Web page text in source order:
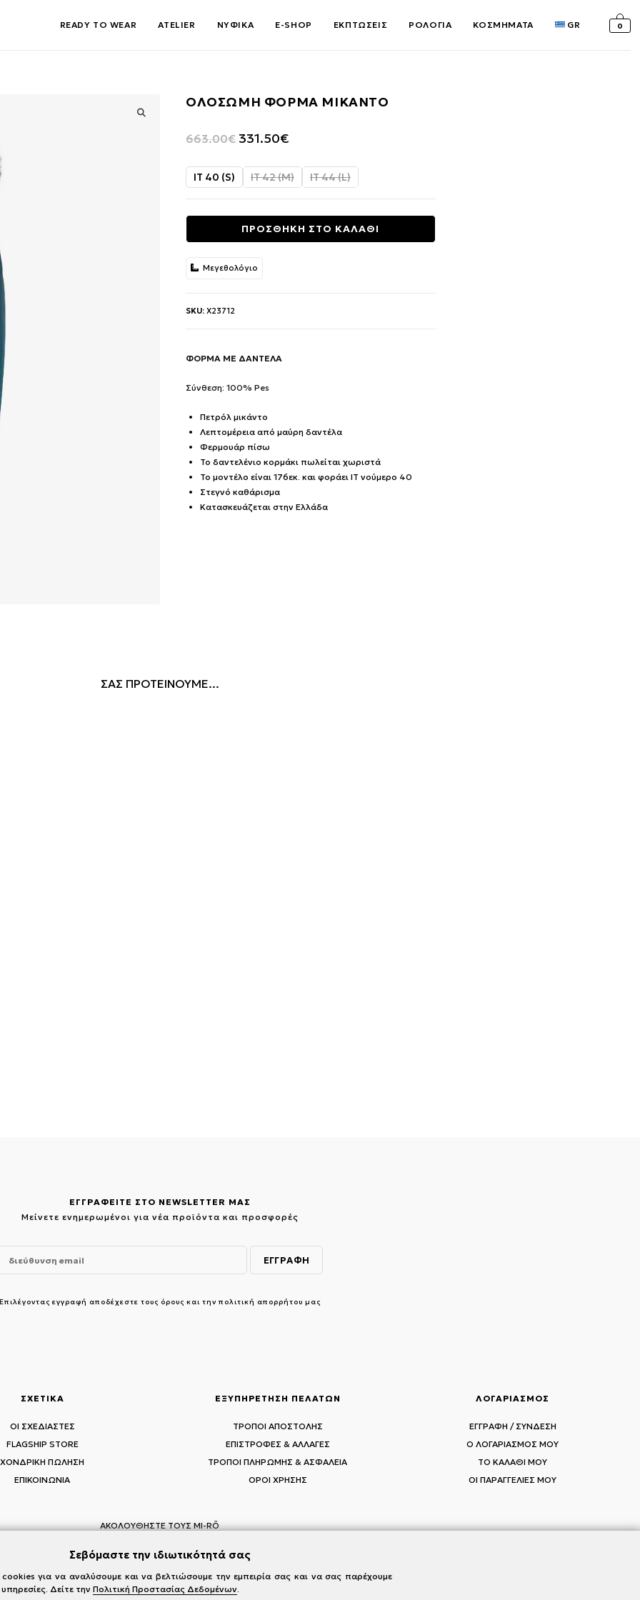
READY TO WEAR ATELIER ΝΥΦΙΚΑ E-SHOP ΕΚΠΤΩΣΕΙΣ ΡΟΛΟΓΙΑ ΚΟΣΜΗΜΑΤΑ GR 0
ΟΛΟΣΩΜΗ ΦΟΡΜΑ ΜΙΚΑΝΤΟ
663.00€ Original
was:
331.50€Η
τιμή
331.50€.
IT 40 (S) IT 42 (M) IT 44 (L)
ΠΡΟΣΘΗΚΗ ΣΤΟ ΚΑΛΑΘΙ
Μεγεθολόγιο
SKU: X23712
ΦΟΡΜΑ ΜΕ ΔΑΝΤΕΛΑ
Σύνθεση: 100% Pes
Πετρόλ μικάντο
Λεπτομέρεια από μαύρη δαντέλα
Φερμουάρ πίσω
Το δαντελένιο κορμάκι πωλείται χωριστά
Το μοντέλο είναι 176εκ. και φοράει IT νούμερο 40
Στεγνό καθάρισμα
Κατασκευάζεται στην Ελλάδα
ΣΑΣ ΠΡΟΤΕΙΝΟΥΜΕ...
ΕΓΓΡΑΦΕΙΤΕ ΣΤΟ NEWSLETTER ΜΑΣ
Μείνετε ενημερωμένοι για νέα προϊόντα και προσφορές
Επιλέγοντας εγγραφή αποδέχεστε τους όρους και την πολιτική απορρήτου μας
ΣΧΕΤΙΚΑ
ΟΙ ΣΧΕΔΙΑΣΤΕΣ
FLAGSHIP STORE
ΧΟΝΔΡΙΚΗ ΠΩΛΗΣΗ
ΕΠΙΚΟΙΝΩΝΙΑ
ΕΞΥΠΗΡΕΤΗΣΗ ΠΕΛΑΤΩΝ
ΤΡΟΠΟΙ ΑΠΟΣΤΟΛΗΣ
ΕΠΙΣΤΡΟΦΕΣ & ΑΛΛΑΓΕΣ
ΤΡΟΠΟΙ ΠΛΗΡΩΜΗΣ & ΑΣΦΑΛΕΙΑ
ΟΡΟΙ ΧΡΗΣΗΣ
ΛΟΓΑΡΙΑΣΜΟΣ
ΕΓΓΡΑΦΗ / ΣΥΝΔΕΣΗ
Ο ΛΟΓΑΡΙΑΣΜΟΣ ΜΟΥ
ΤΟ ΚΑΛΑΘΙ ΜΟΥ
ΟΙ ΠΑΡΑΓΓΕΛΙΕΣ ΜΟΥ
ΑΚΟΛΟΥΘΗΣΤΕ ΤΟΥΣ MI-RŌ
Σεβόμαστε την ιδιωτικότητά σας
cookies για να αναλύσουμε και να βελτιώσουμε την εμπειρία σας και να σας παρέχουμε
Δείτε την Πολιτική Προστασίας Δεδομένων.